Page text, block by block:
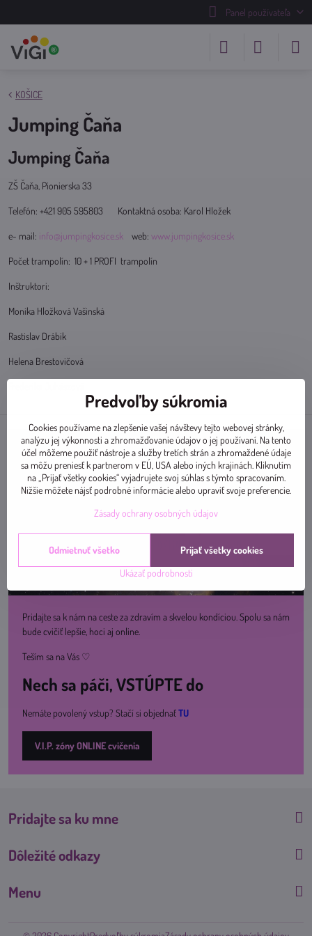
Panel používateľa
KOŠICE
Jumping Čaňa
Jumping Čaňa
ZŠ Čaňa, Pionierska 33
Telefón: +421 905 595803 Kontaktná osoba: Karol Hložek
e- mail: info@jumpingkosice.sk web: www.jumpingkosice.sk
Počet trampolín: 10 + 1 PROFI trampolín
Inštruktori:
Monika Hložková Vašinská
Rastislav Drábik
Helena Brestovičová
Pridajte sa k nám na ceste za zdravím a skvelou kondíciou. Spolu sa nám
bude cvičiť lepšie, hoci aj online.
Teším sa na Vás ♡
Nech sa páči, VSTÚPTE do
Nemáte povolený vstup? Stačí si objednaťTU
V.I.P. zóny ONLINE cvičenia
Pridajte sa ku mne
Dôležité odkazy
Menu
Predvoľby súkromia
Cookies používame na zlepšenie vašej návštevy tejto webovej stránky,
analýzu jej výkonnosti a zhromažďovanie údajov o jej používaní. Na tento
účel môžeme použiť nástroje a služby tretích strán a zhromaždené údaje
sa môžu preniesť k partnerom v EÚ, USA alebo iných krajinách. Kliknutím
na „Prijať všetky cookies“ vyjadrujete svoj súhlas s týmto spracovaním.
Nižšie môžete nájsť podrobné informácie alebo upraviť svoje preferencie.
Zásady ochrany osobných údajov
Ukázať podrobnosti
Prijať všetky cookies
Odmietnuť všetko